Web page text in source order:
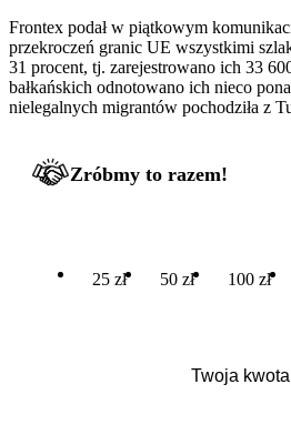
Frontex podał w piątkowym
przekroczeń granic UE wszystkimi
31 procent, tj. zarejestrowano ich 33
bałkańskich odnotowano ich nieco
nielegalnych migrantów pochodziła z
Zróbmy to razem!
25 zł 50 zł 100 zł